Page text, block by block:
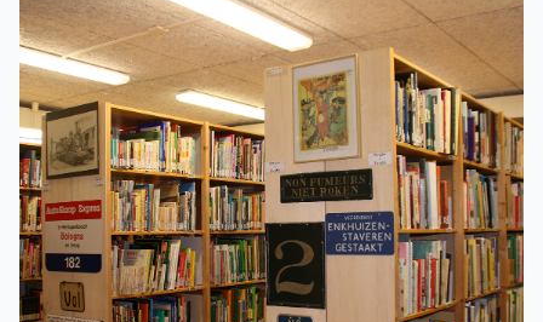
Excursies
Actueel
Ons
aanbod
Over
de
NVBS
Wegwijzer